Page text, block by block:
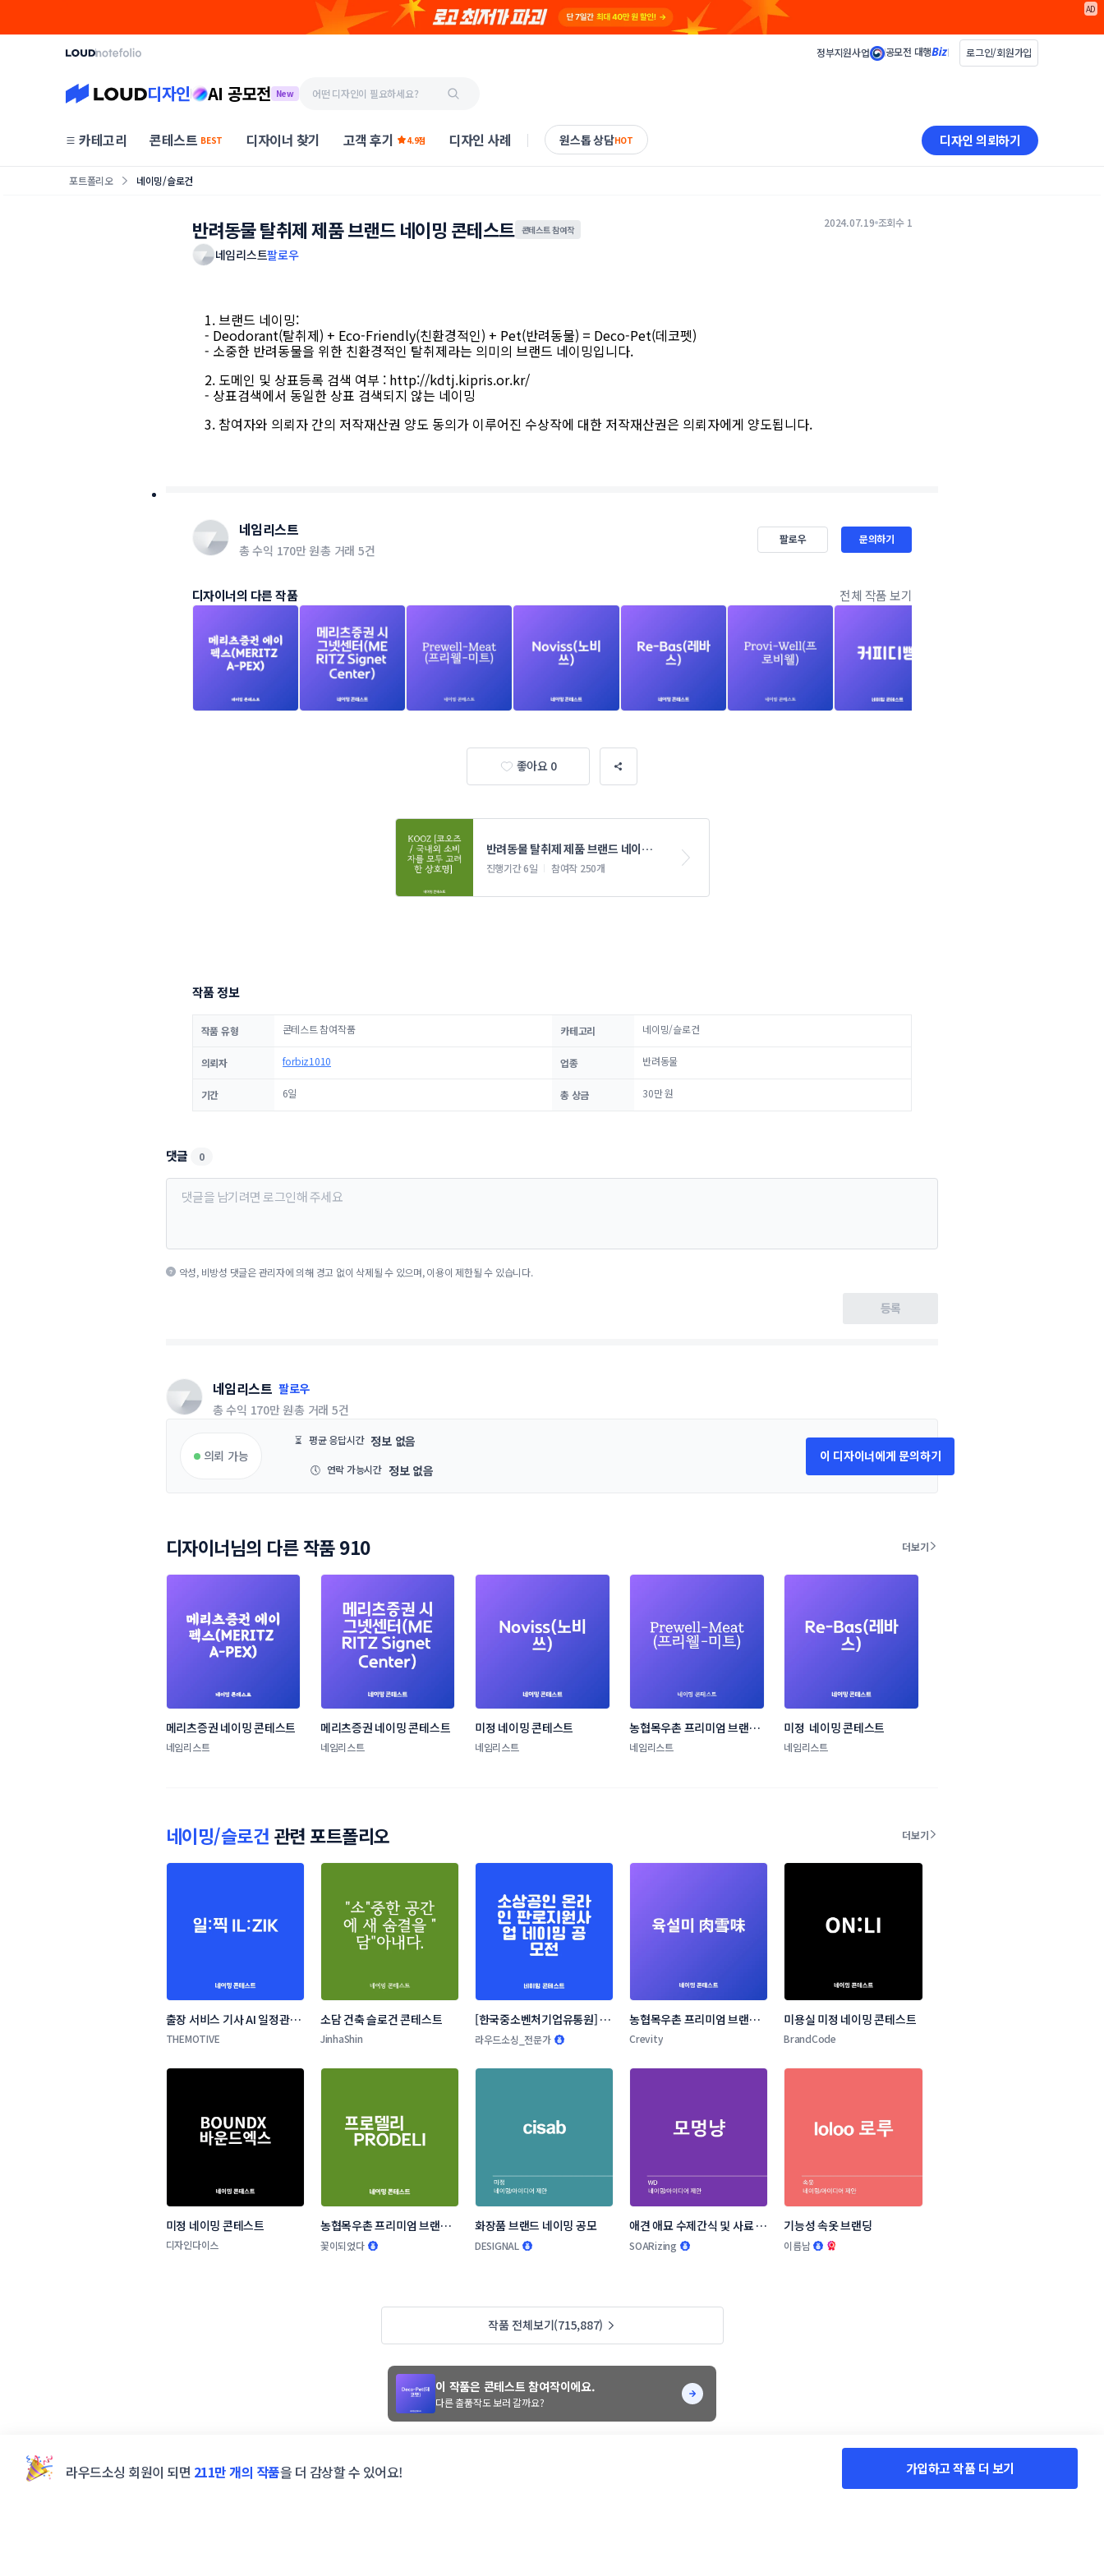
AD
정부지원사업 공모전 대행 로그인/회원가입
디자인 AI 공모전 New
카테고리 콘테스트 BEST 디자이너 찾기 고객 후기 4.9점 디자인 사례 원스톱 상담HOT 디자인 의뢰하기
포트폴리오 네이밍/슬로건
반려동물 탈취제 제품 브랜드 네이밍 콘테스트 콘테스트 참여작 2024.07.19 조회수 1
네임리스트팔로우
1. 브랜드 네이밍:
- Deodorant(탈취제) + Eco-Friendly(친환경적인) + Pet(반려동물) = Deco-Pet(데코펫)
- 소중한 반려동물을 위한 친환경적인 탈취제라는 의미의 브랜드 네이밍입니다.
2. 도메인 및 상표등록 검색 여부 : http://kdtj.kipris.or.kr/
- 상표검색에서 동일한 상표 검색되지 않는 네이밍
3. 참여자와 의뢰자 간의 저작재산권 양도 동의가 이루어진 수상작에 대한 저작재산권은 의뢰자에게 양도됩니다.
네임리스트
총 수익 170만 원총 거래 5건
팔로우 문의하기
디자이너의 다른 작품 전체 작품 보기
좋아요 0
반려동물 탈취제 제품 브랜드 네이밍
콘테스트
진행기간 6일 참여작 250개
작품 정보
작품 유형 콘테스트 참여작품
의뢰자 forbiz1010
기간 6일
카테고리 네이밍/슬로건
업종 반려동물
총 상금 30만 원
댓글 0
악성, 비방성 댓글은 관리자에 의해 경고 없이 삭제될 수 있으며, 이용이 제한될 수 있습니다.
등록
네임리스트 팔로우
총 수익 170만 원총 거래 5건
의뢰 가능
⏳ 평균 응답시간 정보 없음
🕔 연락 가능시간 정보 없음
이 디자이너에게 문의하기
디자이너님의 다른 작품 910 더보기
메리츠증권 네이밍 콘테스트
네임리스트
메리츠증권 네이밍 콘테스트
네임리스트
미정 네이밍 콘테스트
네임리스트
농협목우촌 프리미엄 브랜드
네이밍 공모
네임리스트
미정  네이밍 콘테스트
네임리스트
네이밍/슬로건 관련 포트폴리오 더보기
출장 서비스 기사 AI 일정관리
앱 네이밍 콘테스트
THEMOTIVE
소담 건축 슬로건 콘테스트
JinhaShin
[한국중소벤처기업유통원] 소
상공인 온라인 판로지원사업
라우드소싱_전문가
농협목우촌 프리미엄 브랜드
네이밍 공모
Crevity
미용실 미정 네이밍 콘테스트
BrandCode
미정 네이밍 콘테스트
디자인다이스
농협목우촌 프리미엄 브랜드
네이밍 공모
꽃이되었다
화장품 브랜드 네이밍 공모
DESIGNAL
애견 애묘 수제간식 및 사료 브
랜드 작명부탁드립니다.
SOARizing
기능성 속옷 브랜딩
이름남
작품 전체보기(715,887)
라우드소싱 회원이 되면 211만 개의 작품을 더 감상할 수 있어요! 가입하고 작품 더 보기
이 작품은 콘테스트 참여작이에요.
다른 출품작도 보러 갈까요?